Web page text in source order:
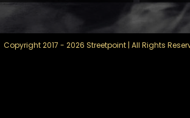
Copyright 2017 - 2026 Streetpoint | All Rights